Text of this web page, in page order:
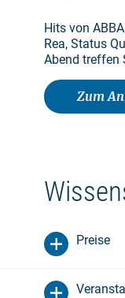
Hits von
Rea, Status
Abend treffen
Zum
Preise